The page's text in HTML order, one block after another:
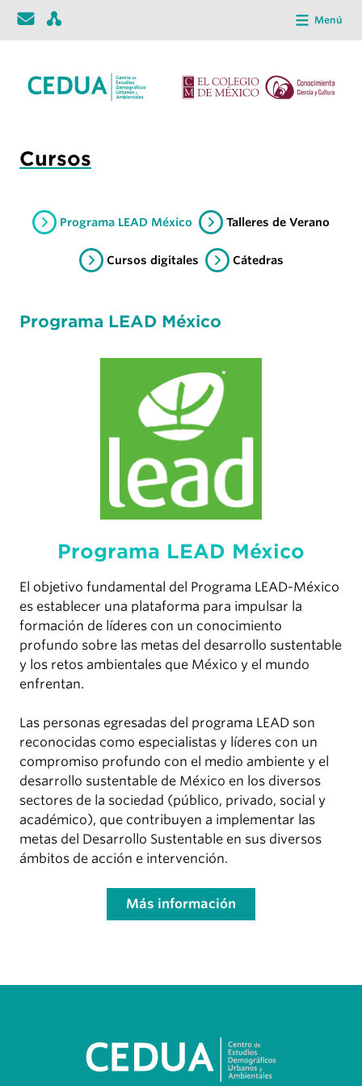
Menú
Cursos
Programa LEAD México Talleres de Verano
Cursos digitales Cátedras
Programa LEAD México
Programa LEAD México
El objetivo fundamental del Programa LEAD-México
es establecer una plataforma para impulsar la
formación de líderes con un conocimiento
profundo sobre las metas del desarrollo sustentable
y los retos ambientales que México y el mundo
enfrentan.
Las personas egresadas del programa LEAD son
reconocidas como especialistas y líderes con un
compromiso profundo con el medio ambiente y el
desarrollo sustentable de México en los diversos
sectores de la sociedad (público, privado, social y
académico), que contribuyen a implementar las
metas del Desarrollo Sustentable en sus diversos
ámbitos de acción e intervención.
Más información